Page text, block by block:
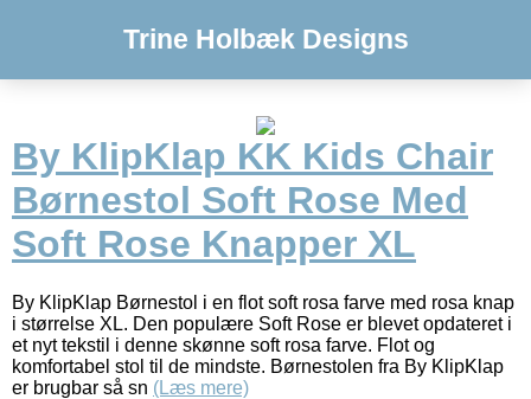
Trine Holbæk Designs
By KlipKlap KK Kids Chair
Børnestol Soft Rose Med
Soft Rose Knapper XL
By KlipKlap Børnestol i en flot soft rosa farve med rosa knap
i størrelse XL. Den populære Soft Rose er blevet opdateret i
et nyt tekstil i denne skønne soft rosa farve. Flot og
komfortabel stol til de mindste. Børnestolen fra By KlipKlap
er brugbar så sn (Læs mere)